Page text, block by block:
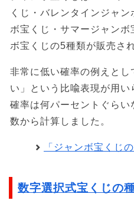
くじ・バレンタインジャ
ボ宝くじ・サマージャン
ボ宝くじの5種類が販売さ
非常に低い確率の例えとし
い」という比喩表現が用
確率は何パーセントぐら
数から計算しました。
「ジャンボ宝くじ
数字選択式宝くじの